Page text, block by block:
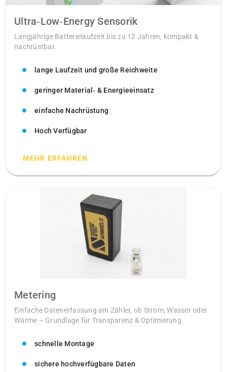
Ultra‑Low‑Energy Sensorik
Langjährige Batterielaufzeit bis zu 12 Jahren, kompakt &
nachrüstbar.
lange Laufzeit und große Reichweite
geringer Material‑ & Energieeinsatz
einfache Nachrüstung
Hoch Verfügbar
MEHR ERFAHREN
Metering
Einfache Datenerfassung am Zähler, ob Strom, Wasser oder
Wärme – Grundlage für Transparenz & Optimierung.
schnelle Montage
sichere hochverfügbare Daten